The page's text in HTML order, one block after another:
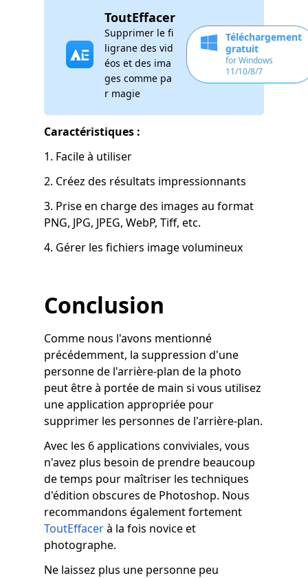
ToutEffacer
Supprimer le fi
ligrane des vid
éos et des ima
ges comme pa
r magie
Téléchargement
gratuit
for Windows
11/10/8/7
Caractéristiques :
1. Facile à utiliser
2. Créez des résultats impressionnants
3. Prise en charge des images au format
PNG, JPG, JPEG, WebP, Tiff, etc.
4. Gérer les fichiers image volumineux
Conclusion
Comme nous l'avons mentionné
précédemment, la suppression d'une
personne de l'arrière-plan de la photo
peut être à portée de main si vous utilisez
une application appropriée pour
supprimer les personnes de l'arrière-plan.
Avec les 6 applications conviviales, vous
n'avez plus besoin de prendre beaucoup
de temps pour maîtriser les techniques
d'édition obscures de Photoshop. Nous
recommandons également fortement
ToutEffacerà la fois novice et
photographe.
Ne laissez plus une personne peu